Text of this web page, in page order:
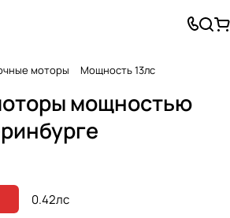
моторы Мощность 13лс
мощностью
Лодочные
электромоторы
16 товаров
0.42лс